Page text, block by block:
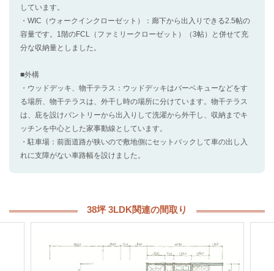
しています。
・WIC（ウォークインクローゼット）：廊下から出入りできる2.5帖の
容量です。1階のFCL（ファミリークローゼット）（3帖）と併せて充
分な収納量としました。
■外構
・ウッドデッキ、物干テラス：ウッドデッキはバーベキューなどをす
る場所、物干テラスは、外干し時の場所に分けています。物干テラス
は、庇を設けパントリーから出入りして洗濯から外干し、収納までキ
ッチンを中心とした家事動線としています。
・駐車場：前面道路が狭いので敷地側にセットバックして車の出し入
れに支障がない車路幅を設けました。
38坪 3LDK関連の間取り